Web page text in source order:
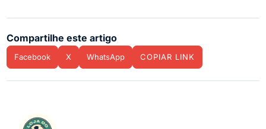
Compartilhe este artigo
Facebook X WhatsApp COPIAR LINK